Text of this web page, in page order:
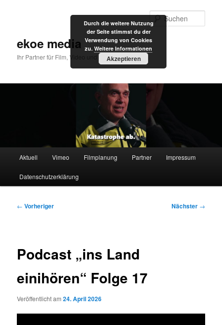
ekoe media
Ihr Partner für Film, Video und Internet
Aktuell Vimeo Filmplanung Partner Impressum
Datenschutzerklärung
Beitragsnavigation
← Vorheriger Nächster →
Podcast „ins Land
einihören“ Folge 17
Veröffentlicht am24. April 2026
Durch die weitere Nutzung
der Seite stimmst du der
Verwendung von Cookies
zu. Weitere Informationen
Akzeptieren